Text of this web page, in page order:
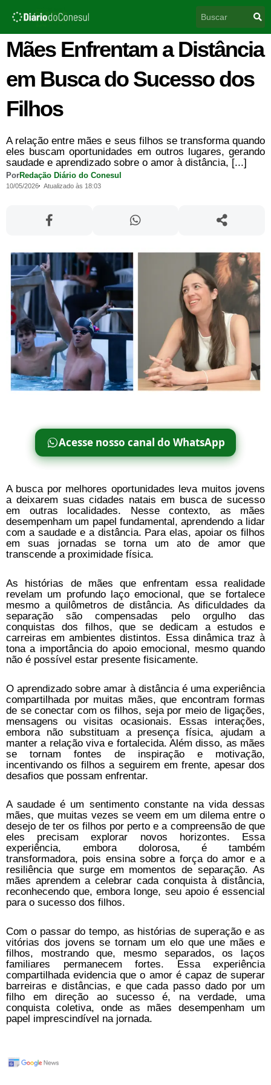
para
conteúdo
Mães Enfrentam a Distância
em Busca do Sucesso dos
Filhos
A relação entre mães e seus filhos se transforma quando
eles buscam oportunidades em outros lugares, gerando
saudade e aprendizado sobre o amor à distância, [...]
PorRedação Diário do Conesul
10/05/2026 Atualizado às 18:03
Acesse nosso canal do WhatsApp
A busca por melhores oportunidades leva muitos jovens
a deixarem suas cidades natais em busca de sucesso
em outras localidades. Nesse contexto, as mães
desempenham um papel fundamental, aprendendo a lidar
com a saudade e a distância. Para elas, apoiar os filhos
em suas jornadas se torna um ato de amor que
transcende a proximidade física.
As histórias de mães que enfrentam essa realidade
revelam um profundo laço emocional, que se fortalece
mesmo a quilômetros de distância. As dificuldades da
separação são compensadas pelo orgulho das
conquistas dos filhos, que se dedicam a estudos e
carreiras em ambientes distintos. Essa dinâmica traz à
tona a importância do apoio emocional, mesmo quando
não é possível estar presente fisicamente.
O aprendizado sobre amar à distância é uma experiência
compartilhada por muitas mães, que encontram formas
de se conectar com os filhos, seja por meio de ligações,
mensagens ou visitas ocasionais. Essas interações,
embora não substituam a presença física, ajudam a
manter a relação viva e fortalecida. Além disso, as mães
se tornam fontes de inspiração e motivação,
incentivando os filhos a seguirem em frente, apesar dos
desafios que possam enfrentar.
A saudade é um sentimento constante na vida dessas
mães, que muitas vezes se veem em um dilema entre o
desejo de ter os filhos por perto e a compreensão de que
eles precisam explorar novos horizontes. Essa
experiência, embora dolorosa, é também
transformadora, pois ensina sobre a força do amor e a
resiliência que surge em momentos de separação. As
mães aprendem a celebrar cada conquista à distância,
reconhecendo que, embora longe, seu apoio é essencial
para o sucesso dos filhos.
Com o passar do tempo, as histórias de superação e as
vitórias dos jovens se tornam um elo que une mães e
filhos, mostrando que, mesmo separados, os laços
familiares permanecem fortes. Essa experiência
compartilhada evidencia que o amor é capaz de superar
barreiras e distâncias, e que cada passo dado por um
filho em direção ao sucesso é, na verdade, uma
conquista coletiva, onde as mães desempenham um
papel imprescindível na jornada.